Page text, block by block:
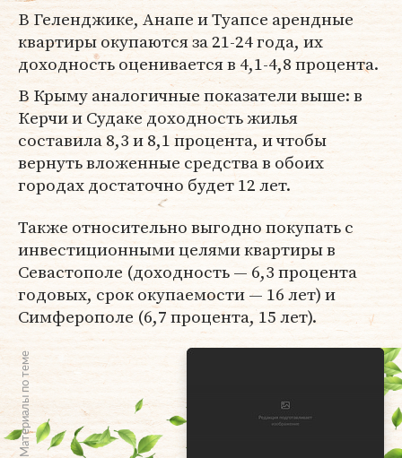
В Геленджике, Анапе и Туапсе арендные
квартиры окупаются за 21-24 года, их
доходность оценивается в 4,1-4,8 процента.
В Крыму аналогичные показатели выше: в
Керчи и Судаке доходность жилья
составила 8,3 и 8,1 процента, и чтобы
вернуть вложенные средства в обоих
городах достаточно будет 12 лет.
Также относительно выгодно покупать с
инвестиционными целями квартиры в
Севастополе (доходность — 6,3 процента
годовых, срок окупаемости — 16 лет) и
Симферополе (6,7 процента, 15 лет).
Материалы по теме